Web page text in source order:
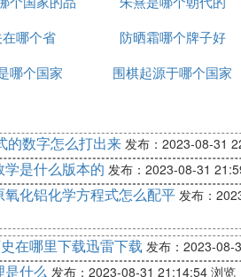
牌哪个省
防晒霜哪个牌子好
哪个国家 围棋起源于哪个国家
的数字怎么打出来 发布：2023-08-31
是什么版本的 发布：2023-08-31
氧化铝化学方程式怎么配平 发布：
在哪里下载迅雷下载 发布：2023-08-
是什么 发布：2023-08-31 21:14:54 浏览